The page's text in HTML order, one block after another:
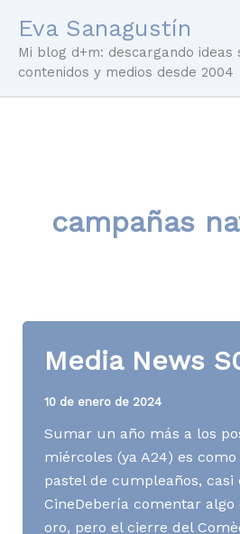
contenido
Eva Sanagustín
Mi blog d+m: descargando ideas
contenidos y medios desde 2004
campañas
Media News
10 de enero de 2024
Sumar un año más a los
miércoles (ya A24) es
pastel de cumpleaños, casi
CineDebería comentar algo
oro, pero el cierre del